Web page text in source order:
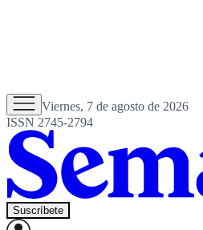
Viernes, 7 de agosto de 2026
ISSN 2745-2794
Suscríbete